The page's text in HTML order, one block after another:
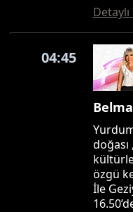
04:45
özgü
İle